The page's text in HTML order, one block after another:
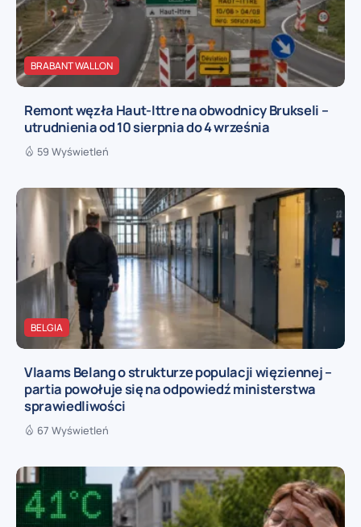
BRABANT WALLON
Remont węzła Haut-Ittre na obwodnicy Brukseli –
utrudnienia od 10 sierpnia do 4 września
59 Wyświetleń
BELGIA
Vlaams Belang o strukturze populacji więziennej –
partia powołuje się na odpowiedź ministerstwa
sprawiedliwości
67 Wyświetleń